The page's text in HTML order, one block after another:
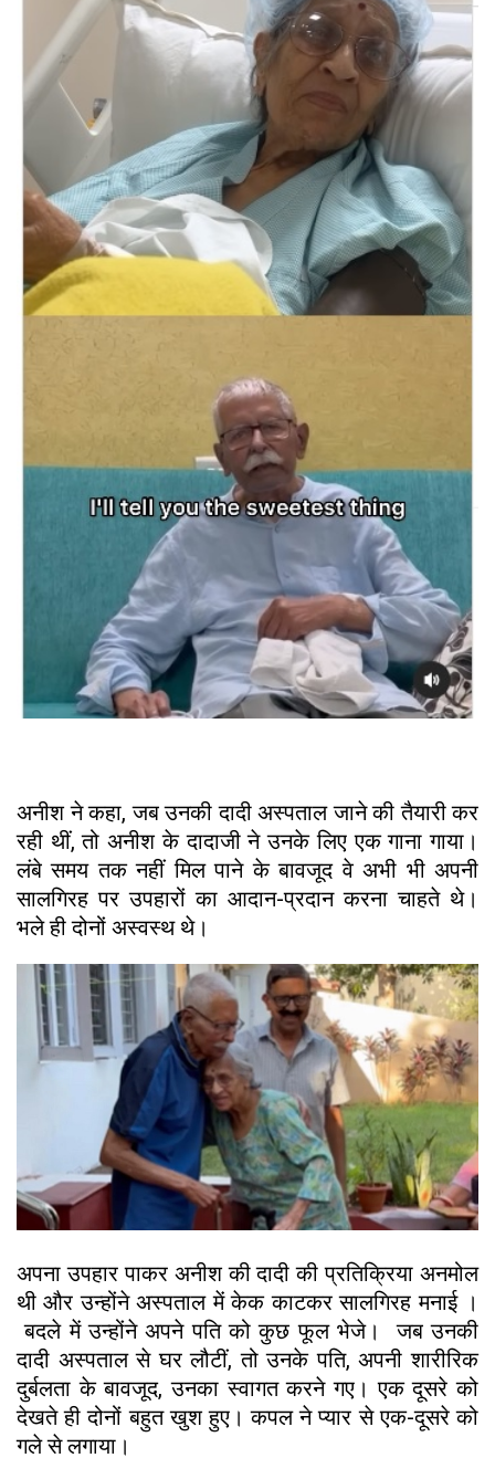
अनीश ने कहा, जब उनकी दादी अस्पताल जाने की तैयारी कर
रही थीं, तो अनीश के दादाजी ने उनके लिए एक गाना गाया।
लंबे समय तक नहीं मिल पाने के बावजूद वे अभी भी अपनी
सालगिरह पर उपहारों का आदान-प्रदान करना चाहते थे।
भले ही दोनों अस्वस्थ थे।
अपना उपहार पाकर अनीश की दादी की प्रतिक्रिया अनमोल
थी और उन्होंने अस्पताल में केक काटकर सालगिरह मनाई ।
बदले में उन्होंने अपने पति को कुछ फूल भेजे। जब उनकी
दादी अस्पताल से घर लौटीं, तो उनके पति, अपनी शारीरिक
दुर्बलता के बावजूद, उनका स्वागत करने गए। एक दूसरे को
देखते ही दोनों बहुत खुश हुए। कपल ने प्यार से एक-दूसरे को
गले से लगाया।